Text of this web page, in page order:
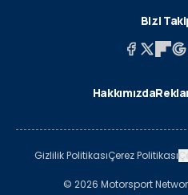
Bizi
Hakkımızda
Gizlilik PolitikasıÇerez Politikası
© 2026 Motorsport